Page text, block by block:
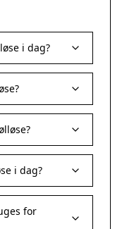
i dag?
i dag?
for